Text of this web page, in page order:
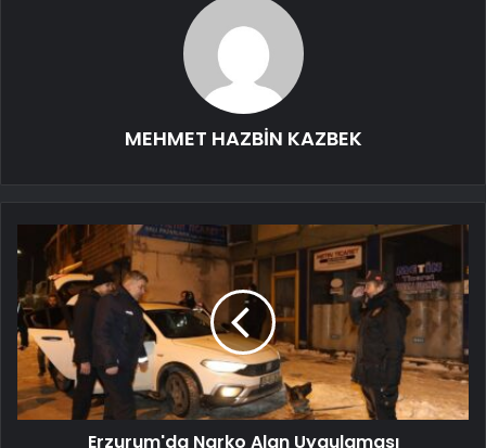
MEHMET HAZBİN KAZBEK
Erzurum'da Narko Alan Uygulaması